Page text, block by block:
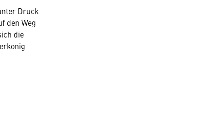
Druck
den Weg
die